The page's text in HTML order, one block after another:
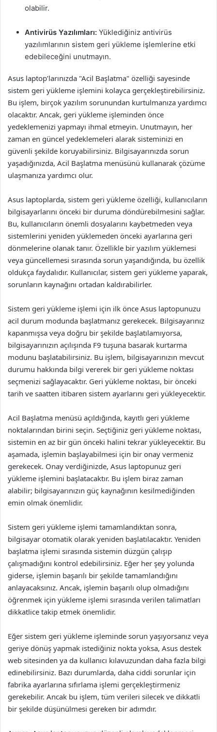
olabilir.
Antivirüs Yazılımları: Yüklediğiniz antivirüs
yazılımlarının sistem geri yükleme işlemlerine etki
edebileceğini unutmayın.
Asus laptop’larınızda "Acil Başlatma" özelliği sayesinde
sistem geri yükleme işlemini kolayca gerçekleştirebilirsiniz.
Bu işlem, birçok yazılım sorunundan kurtulmanıza yardımcı
olacaktır. Ancak, geri yükleme işleminden önce
yedeklemenizi yapmayı ihmal etmeyin. Unutmayın, her
zaman en güncel yedeklemeleri alarak sisteminizi en
güvenli şekilde koruyabilirsiniz. Bilgisayarınızda sorun
yaşadığınızda, Acil Başlatma menüsünü kullanarak çözüme
ulaşmanıza yardımcı olur.
Asus laptoplarda, sistem geri yükleme özelliği, kullanıcıların
bilgisayarlarını önceki bir duruma döndürebilmesini sağlar.
Bu, kullanıcıların önemli dosyalarını kaybetmeden veya
sistemlerini yeniden yüklemeden önceki ayarlarına geri
dönmelerine olanak tanır. Özellikle bir yazılım yüklemesi
veya güncellemesi sırasında sorun yaşandığında, bu özellik
oldukça faydalıdır. Kullanıcılar, sistem geri yükleme yaparak,
sorunların kaynağını ortadan kaldırabilirler.
Sistem geri yükleme işlemi için ilk önce Asus laptopunuzu
acil durum modunda başlatmanız gerekecek. Bilgisayarınız
kapanmışsa veya doğru bir şekilde başlatılamıyorsa,
bilgisayarınızın açılışında F9 tuşuna basarak kurtarma
modunu başlatabilirsiniz. Bu işlem, bilgisayarınızın mevcut
durumu hakkında bilgi vererek bir geri yükleme noktası
seçmenizi sağlayacaktır. Geri yükleme noktası, bir önceki
tarih ve saatten itibaren sistem ayarlarını geri yükleyecektir.
Acil Başlatma menüsü açıldığında, kayıtlı geri yükleme
noktalarından birini seçin. Seçtiğiniz geri yükleme noktası,
sistemin en az bir gün önceki halini tekrar yükleyecektir. Bu
aşamada, işlemin başlayabilmesi için bir onay vermeniz
gerekecek. Onay verdiğinizde, Asus laptopunuz geri
yükleme işlemini başlatacaktır. Bu işlem biraz zaman
alabilir; bilgisayarınızın güç kaynağının kesilmediğinden
emin olmak önemlidir.
Sistem geri yükleme işlemi tamamlandıktan sonra,
bilgisayar otomatik olarak yeniden başlatılacaktır. Yeniden
başlatma işlemi sırasında sistemin düzgün çalışıp
çalışmadığını kontrol edebilirsiniz. Eğer her şey yolunda
giderse, işlemin başarılı bir şekilde tamamlandığını
anlayacaksınız. Ancak, işlemin başarılı olup olmadığını
öğrenmek için yükleme işlemi sırasında verilen talimatları
dikkatlice takip etmek önemlidir.
Eğer sistem geri yükleme işleminde sorun yaşıyorsanız veya
geriye dönüş yapmak istediğiniz nokta yoksa, Asus destek
web sitesinden ya da kullanıcı kılavuzundan daha fazla bilgi
edinebilirsiniz. Bazı durumlarda, daha ciddi sorunlar için
fabrika ayarlarına sıfırlama işlemi gerçekleştirmeniz
gerekebilir. Ancak bu işlem, tüm verileri silecek ve dikkatli
bir şekilde düşünülmesi gereken bir adımdır.